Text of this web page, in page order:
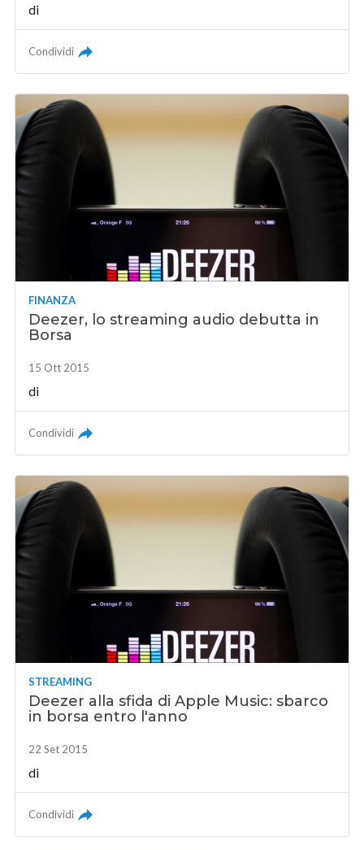
di
Condividi
FINANZA
Deezer, lo streaming audio debutta in
Borsa
15 Ott 2015
di
Condividi
STREAMING
Deezer alla sfida di Apple Music: sbarco
in borsa entro l'anno
22 Set 2015
di
Condividi